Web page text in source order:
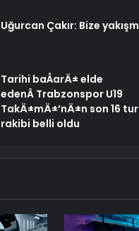
Uğurcan Çakır: Bize
Tarihi baÅarÄ± elde
edenÂ Trabzonspor U19
TakÄ±mÄ±’nÄ±n son 16
rakibi belli oldu